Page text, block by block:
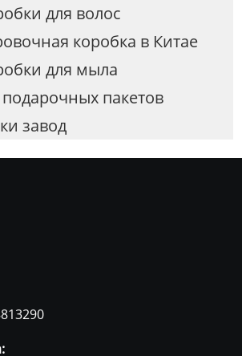
для волос
коробка в Китае
для мыла
пакетов
завод